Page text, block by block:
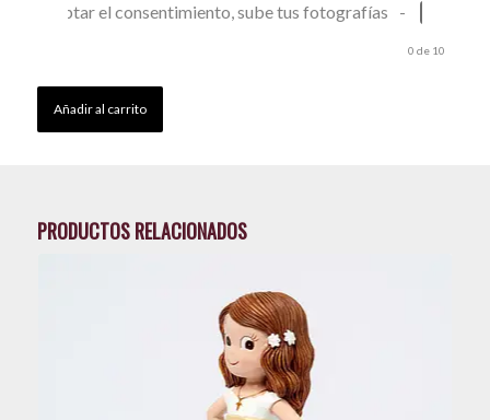
Tras aceptar el consentimiento, sube tus fotografías -
0 de 10
Añadir al carrito
PRODUCTOS RELACIONADOS